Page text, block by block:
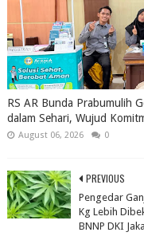
RS AR Bunda Prabumulih
dalam Sehari, Wujud
August 06, 2026 0
PREVIOUS
Pengedar
Kg Lebih
BNNP DKI